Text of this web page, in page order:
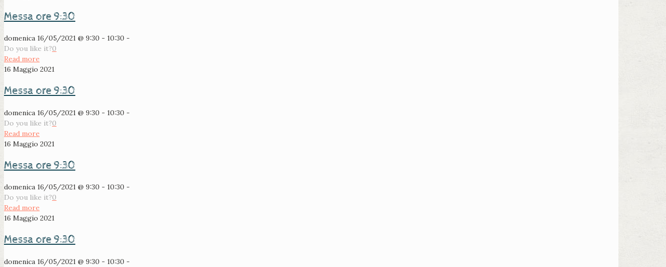
Messa ore 9:30
domenica 16/05/2021 @ 9:30 - 10:30 -
Do you like it?0
Read more
16 Maggio 2021
Messa ore 9:30
domenica 16/05/2021 @ 9:30 - 10:30 -
Do you like it?0
Read more
16 Maggio 2021
Messa ore 9:30
domenica 16/05/2021 @ 9:30 - 10:30 -
Do you like it?0
Read more
16 Maggio 2021
Messa ore 9:30
domenica 16/05/2021 @ 9:30 - 10:30 -